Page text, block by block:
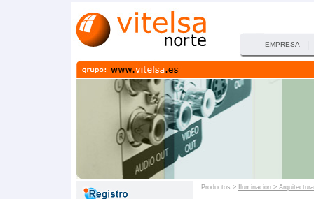
EMPRESA
Productos > Iluminación >